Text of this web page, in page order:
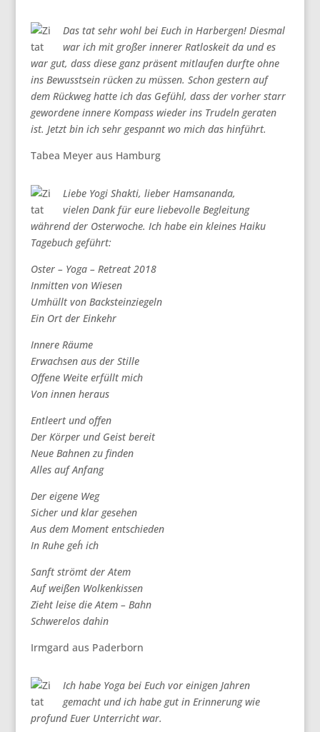
Das tat sehr wohl bei Euch in Harbergen! Diesmal
war ich mit großer innerer Ratloskeit da und es
war gut, dass diese ganz präsent mitlaufen durfte ohne
ins Bewusstsein rücken zu müssen. Schon gestern auf
dem Rückweg hatte ich das Gefühl, dass der vorher starr
gewordene innere Kompass wieder ins Trudeln geraten
ist. Jetzt bin ich sehr gespannt wo mich das hinführt.
Tabea Meyer aus Hamburg
Liebe Yogi Shakti, lieber Hamsananda,
vielen Dank für eure liebevolle Begleitung
während der Osterwoche. Ich habe ein kleines Haiku
Tagebuch geführt:
Oster – Yoga – Retreat 2018
Inmitten von Wiesen
Umhüllt von Backsteinziegeln
Ein Ort der Einkehr
Innere Räume
Erwachsen aus der Stille
Offene Weite erfüllt mich
Von innen heraus
Entleert und offen
Der Körper und Geist bereit
Neue Bahnen zu finden
Alles auf Anfang
Der eigene Weg
Sicher und klar gesehen
Aus dem Moment entschieden
In Ruhe geh´ ich
Sanft strömt der Atem
Auf weißen Wolkenkissen
Zieht leise die Atem – Bahn
Schwerelos dahin
Irmgard aus Paderborn
Ich habe Yoga bei Euch vor einigen Jahren
gemacht und ich habe gut in Erinnerung wie
profund Euer Unterricht war.